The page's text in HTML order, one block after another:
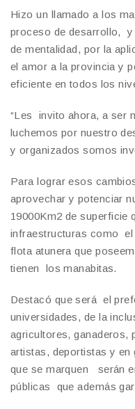
Hizo un llamado a los
proceso de desarrollo, y
de mentalidad, por la
el amor a la provincia y
eficiente en todos los
“Les invito ahora, a ser
luchemos por nuestro
y organizados somos
Para lograr esos
aprovechar y potenciar
19000Km2 de superficie
infraestructuras como el
flota atunera que
tienen los manabitas.
Destacó que será el
universidades, de la
agricultores, ganaderos,
artistas, deportistas y
que se marquen serán
públicas que además